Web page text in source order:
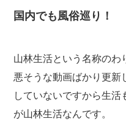
国内でも風俗巡り！
山林生活という名称のわ
悪そうな動画ばかり更新
していないですから生
が山林生活なんです。